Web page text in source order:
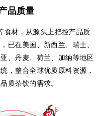
品质量
食材，从源头上把控产品质
已在美国、新西兰、瑞士、
、丹麦、荷兰、加纳等地区
，整合全球优质原料资源，
质茶饮的需求。